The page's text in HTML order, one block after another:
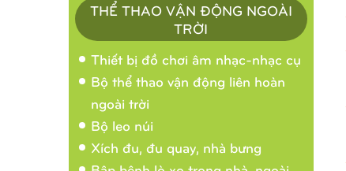
THỂ THAO VẬN ĐỘNG NGOÀI
TRỜI
Thiết bị đồ chơi âm nhạc-nhạc cụ
Bộ thể thao vận động liên hoàn
ngoài trời
Bộ leo núi
Xích đu, đu quay, nhà bưng